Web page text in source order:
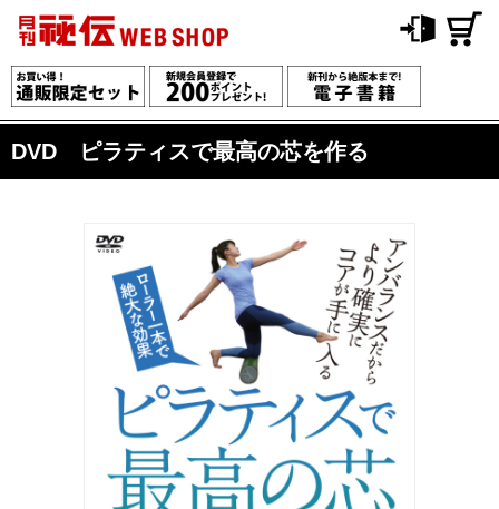
DVD ピラティスで最高の芯を作る